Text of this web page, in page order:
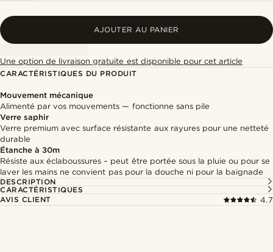
AJOUTER AU PANIER
Une option de livraison gratuite est disponible pour cet article
CARACTÉRISTIQUES DU PRODUIT
Mouvement mécanique
Alimenté par vos mouvements — fonctionne sans pile
Verre saphir
Verre premium avec surface résistante aux rayures pour une netteté
durable
Étanche à 30m
Résiste aux éclaboussures – peut être portée sous la pluie ou pour se
laver les mains ne convient pas pour la douche ni pour la baignade
DESCRIPTION
CARACTÉRISTIQUES
AVIS CLIENT
4.7